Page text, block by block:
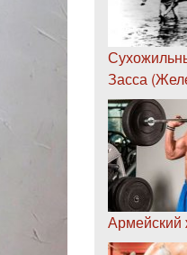
Засса
Армейский